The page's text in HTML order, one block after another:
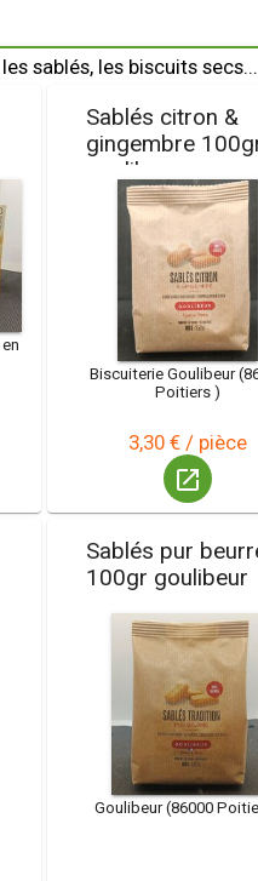
sablés, les biscuits secs...
Sablés citron &
gingembre
goulibeur
Biscuiterie Goulibeur
Poitiers )
3,30 € / pièce
launch
Sablés pur
100gr goulibeur
Goulibeur (86000